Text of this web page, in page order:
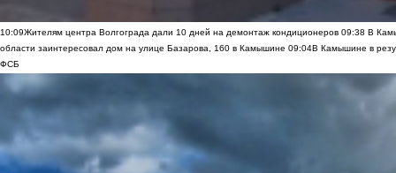
10:09Жителям центра Волгограда дали 10 дней на демонтаж кондиционеров 09:38 В
области заинтересовал дом на улице Базарова, 160 в Камышине 09:04В Камышине в
ФСБ